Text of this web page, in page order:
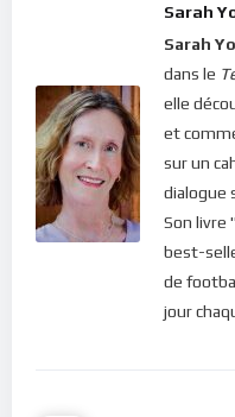
Sarah
Sarah
dans le
elle
et
sur un
dialogue
Son livre
best-
de
jour